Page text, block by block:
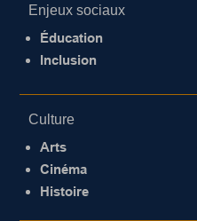
Enjeux sociaux
Éducation
Inclusion
Culture
Arts
Cinéma
Histoire